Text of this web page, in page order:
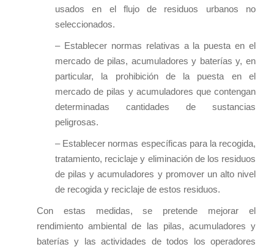
usados en el flujo de residuos urbanos no
seleccionados.
– Establecer normas relativas a la puesta en el
mercado de pilas, acumuladores y baterías y, en
particular, la prohibición de la puesta en el
mercado de pilas y acumuladores que contengan
determinadas cantidades de sustancias
peligrosas.
– Establecer normas específicas para la recogida,
tratamiento, reciclaje y eliminación de los residuos
de pilas y acumuladores y promover un alto nivel
de recogida y reciclaje de estos residuos.
Con estas medidas, se pretende mejorar el
rendimiento ambiental de las pilas, acumuladores y
baterías y las actividades de todos los operadores